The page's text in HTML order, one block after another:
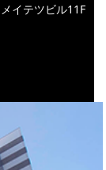
イテツビル11F